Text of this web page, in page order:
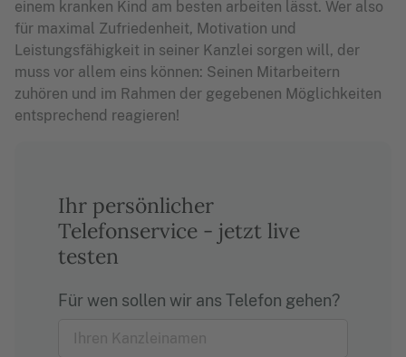
einem kranken Kind am besten arbeiten lässt. Wer also
für maximal Zufriedenheit, Motivation und
Leistungsfähigkeit in seiner Kanzlei sorgen will, der
muss vor allem eins können: Seinen Mitarbeitern
zuhören und im Rahmen der gegebenen Möglichkeiten
entsprechend reagieren!
Ihr persönlicher
Telefonservice - jetzt live
testen
Für wen sollen wir ans Telefon gehen?